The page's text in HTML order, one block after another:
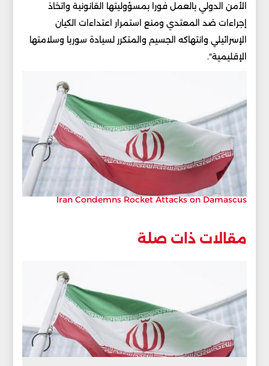
الأمن الدولي بالعمل فورا بمسؤوليتها القانونية واتخاذ
إجراءات ضد المعتدي ومنع استمرار اعتداءات الكيان
الإسرائيلي وانتهاكه الجسيم والمتكرر لسيادة سوريا وسلامتها
الإقليمية".
Iran Condemns Rocket Attacks on Damascus
مقالات ذات صلة